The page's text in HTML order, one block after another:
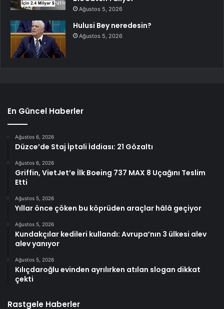
Ağustos 5, 2026
Hulusi Bey neredesin?
Ağustos 5, 2026
En Güncel Haberler
Ağustos 6, 2026
Düzce’de Staj İptali İddiası: 21 Gözaltı
Ağustos 6, 2026
Griffin, VietJet’e İlk Boeing 737 MAX 8 Uçağını Teslim
Etti
Ağustos 5, 2026
Yıllar önce çöken bu köprüden araçlar hâlâ geçiyor
Ağustos 5, 2026
Kundakçılar kedileri kullandı: Avrupa’nın 3 ülkesi alev
alev yanıyor
Ağustos 5, 2026
Kılıçdaroğlu evinden ayrılırken atılan slogan dikkat
çekti
Rastgele Haberler